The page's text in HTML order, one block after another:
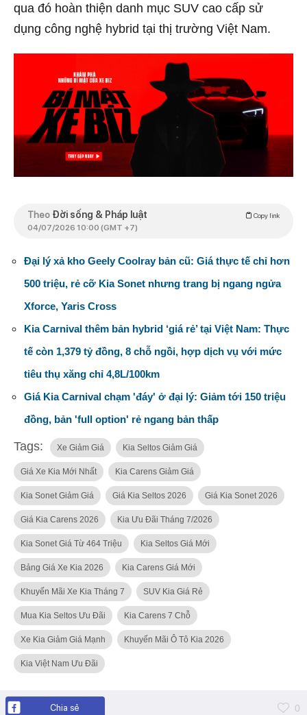
qua đó hoàn thiện danh mục SUV cao cấp sử
dụng công nghệ hybrid tại thị trường Việt Nam.
Theo Đời sống & Pháp luật Copy link
04/07/2026 10:00 (GMT +7)
Đại lý xả kho Geely Coolray bản cũ: Giá thực tế chỉ hơn
500 triệu, rẻ cỡ Kia Sonet nhưng trang bị ngang ngửa
Xforce, Yaris Cross
Kia Carnival thêm bản hybrid ‘giá rẻ’ tại Việt Nam: Thực
tế còn 1,379 tỷ đồng, 8 chỗ ngồi, hợp dịch vụ với mức
tiêu thụ xăng chỉ 4,8L/100km
Giá Kia Carnival chạm 'đáy' ở đại lý: Giảm tới 150 triệu
đồng, bản 'full option' rẻ ngang bản thấp
Tags: Xe Giảm Giá Kia Seltos Giảm Giá
Giá Xe Kia Mới Nhất Kia Carens Giảm Giá
Kia Sonet Giảm Giá Giá Kia Seltos 2026 Giá Kia Sonet 2026
Giá Kia Carens 2026 Kia Ưu Đãi Tháng 7/2026
Kia Sonet Giá Từ 464 Triệu Kia Seltos Giá Mới
Bảng Giá Xe Kia 2026 Kia Carens Giá Mới
Khuyến Mãi Xe Kia Tháng 7 SUV Kia Giá Rẻ
Mua Kia Seltos Ưu Đãi Kia Carens 7 Chỗ
Xe Kia Giảm Giá Mạnh Khuyến Mãi Ô Tô Kia 2026
Kia Việt Nam Ưu Đãi
Chia sẻ 0